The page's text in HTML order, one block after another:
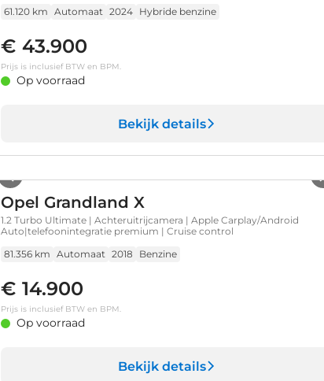
61.120 km Automaat 2024 Hybride benzine
€ 43.900
Prijs is inclusief BTW en BPM.
Op voorraad
Bekijk details
Opel Grandland X
1.2 Turbo Ultimate | Achteruitrijcamera | Apple Carplay/Android
Auto|telefoonintegratie premium | Cruise control
81.356 km Automaat 2018 Benzine
€ 14.900
Prijs is inclusief BTW en BPM.
Op voorraad
Bekijk details